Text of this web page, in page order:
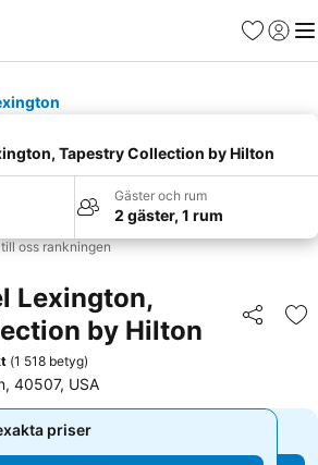
Favoriter
Logga
Tapestry Collection by Hilton
Gäster och rum
2 gäster, 1 rum
oss rankningen
Lexington,
by Hilton
Dela
(1 518 betyg)
40507, USA
priser
priser